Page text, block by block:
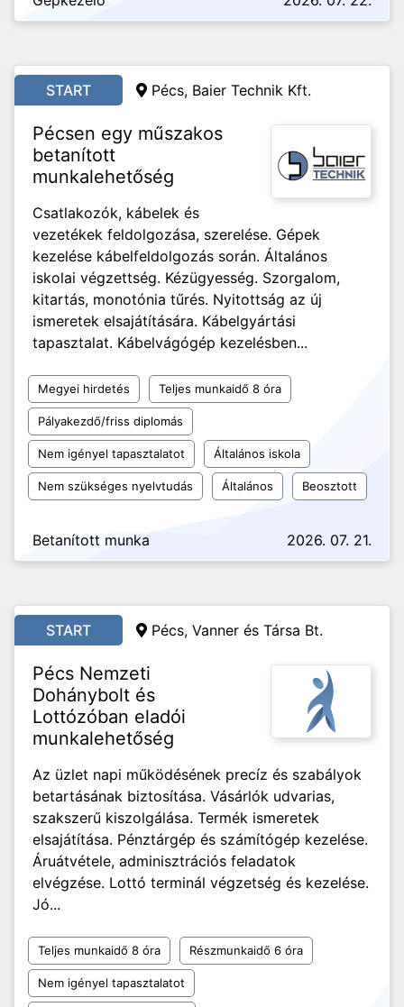
START Pécs, Baier Technik Kft.
Pécsen egy műszakos
betanított
munkalehetőség
Csatlakozók, kábelek és
vezetékek feldolgozása, szerelése. Gépek
kezelése kábelfeldolgozás során. Általános
iskolai végzettség. Kézügyesség. Szorgalom,
kitartás, monotónia tűrés. Nyitottság az új
ismeretek elsajátítására. Kábelgyártási
tapasztalat. Kábelvágógép kezelésben...
Megyei hirdetés Teljes munkaidő 8 óra
Pályakezdő/friss diplomás
Nem igényel tapasztalatot Általános iskola
Nem szükséges nyelvtudás Általános Beosztott
Betanított munka 2026. 07. 21.
START Pécs, Vanner és Társa Bt.
Pécs Nemzeti
Dohánybolt és
Lottózóban eladói
munkalehetőség
Az üzlet napi működésének precíz és szabályok
betartásának biztosítása. Vásárlók udvarias,
szakszerű kiszolgálása. Termék ismeretek
elsajátítása. Pénztárgép és számítógép kezelése.
Áruátvétele, adminisztrációs feladatok
elvégzése. Lottó terminál végzetség és kezelése.
Jó...
Teljes munkaidő 8 óra Részmunkaidő 6 óra
Nem igényel tapasztalatot